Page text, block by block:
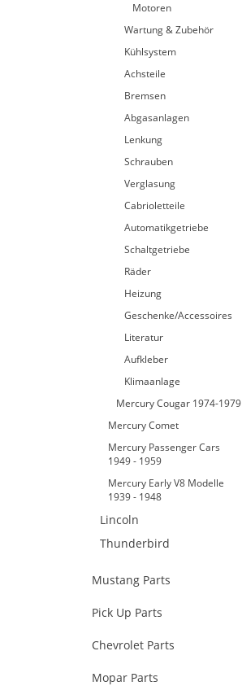
Motoren
Wartung & Zubehör
Kühlsystem
Achsteile
Bremsen
Abgasanlagen
Lenkung
Schrauben
Verglasung
Cabrioletteile
Automatikgetriebe
Schaltgetriebe
Räder
Heizung
Geschenke/Accessoires
Literatur
Aufkleber
Klimaanlage
Mercury Cougar 1974-1979
Mercury Comet
Mercury Passenger Cars
1949 - 1959
Mercury Early V8 Modelle
1939 - 1948
Lincoln
Thunderbird
Mustang Parts
Pick Up Parts
Chevrolet Parts
Mopar Parts